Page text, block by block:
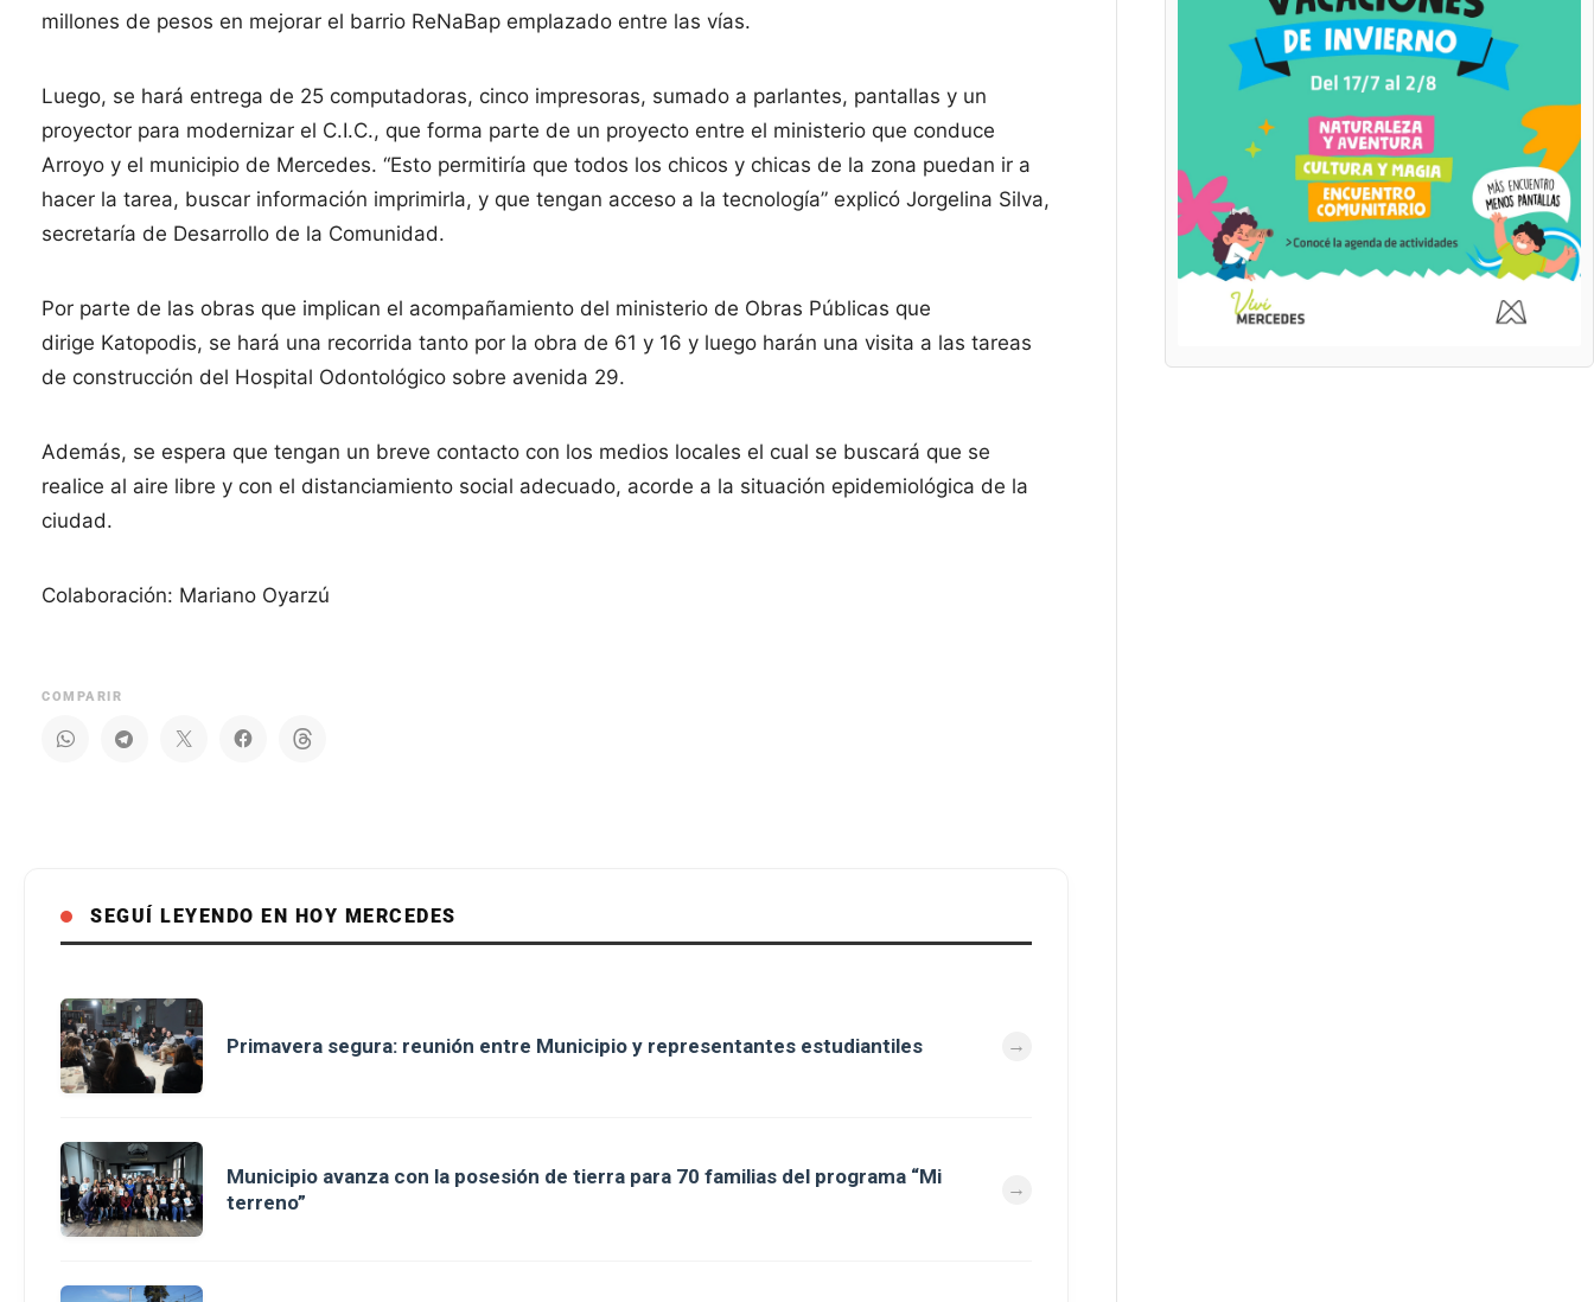
millones de pesos en mejorar el barrio ReNaBap emplazado entre las vías.
Luego, se hará entrega de 25 computadoras, cinco impresoras, sumado a parlantes, pantallas y un
proyector para modernizar el C.I.C., que forma parte de un proyecto entre el ministerio que conduce
Arroyo y el municipio de Mercedes. “Esto permitiría que todos los chicos y chicas de la zona puedan ir a
hacer la tarea, buscar información imprimirla, y que tengan acceso a la tecnología” explicó Jorgelina Silva,
secretaría de Desarrollo de la Comunidad.
Por parte de las obras que implican el acompañamiento del ministerio de Obras Públicas que
dirige Katopodis, se hará una recorrida tanto por la obra de 61 y 16 y luego harán una visita a las tareas
de construcción del Hospital Odontológico sobre avenida 29.
Además, se espera que tengan un breve contacto con los medios locales el cual se buscará que se
realice al aire libre y con el distanciamiento social adecuado, acorde a la situación epidemiológica de la
ciudad.
Colaboración: Mariano Oyarzú
COMPARIR
SEGUÍ LEYENDO EN HOY MERCEDES
Primavera segura: reunión entre Municipio y representantes estudiantiles
Municipio avanza con la posesión de tierra para 70 familias del programa “Mi
terreno”